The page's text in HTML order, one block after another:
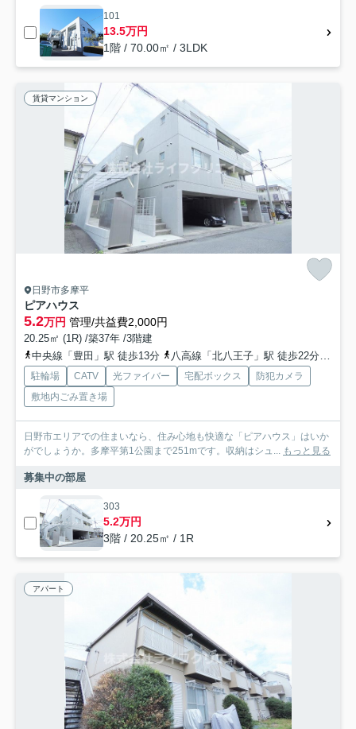
101
13.5万円
1階 / 70.00㎡ / 3LDK
賃貸マンション
日野市多摩平
ピアハウス
5.2万円 管理/共益費2,000円
20.25㎡ (1R) /築37年 /3階建
中央線「豊田」駅 徒歩13分
八高線「北八王子」駅 徒歩22分
駐輪場 CATV 光ファイバー 宅配ボックス
防犯カメラ
敷地内ごみ置き場
日野市エリアでの住まいなら、住み心地も快適な「ピアハウス」はいか
がでしょうか。多摩平第1公園まで251mです。収納はシュ... もっと見る
募集中の部屋
303
5.2万円
3階 / 20.25㎡ / 1R
アパート